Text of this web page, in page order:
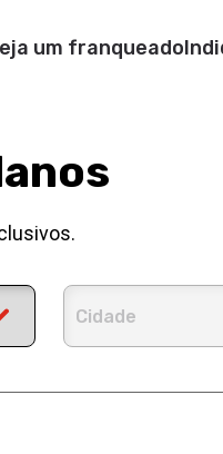
um franqueado